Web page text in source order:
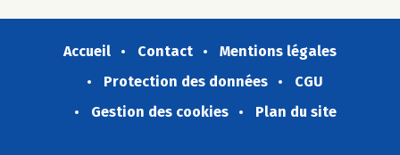
Accueil Contact
Mentions légales
Protection des données
CGU
Gestion des cookies
Plan du site